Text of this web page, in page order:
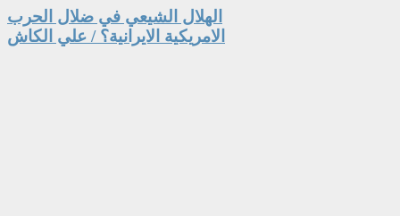
الهلال الشيعي في ضلال الحرب
الامريكية الايرانية؟ / علي الكاش